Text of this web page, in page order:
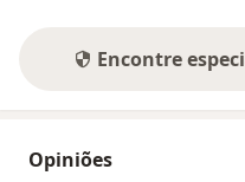
Encontre
Opiniões